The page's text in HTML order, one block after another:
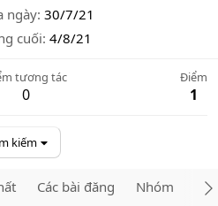
ngày 30/7/21
cuối 4/8/21
tương tác
0
Điểm
1
kiếm
Các bài đăng Nhóm